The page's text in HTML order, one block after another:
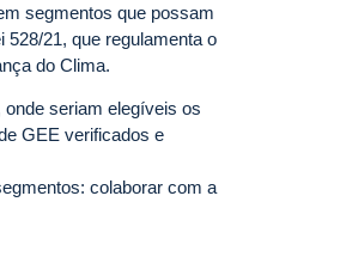
segmentos que possam
21, que regulamenta o
do Clima.
seriam elegíveis os
GEE verificados e
colaborar com a